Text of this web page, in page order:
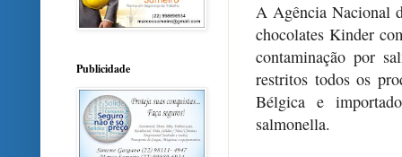
A Agência Nacional
chocolates Kinder
contaminação por
restritos todos os
Bélgica e
salmonella.
Publicidade